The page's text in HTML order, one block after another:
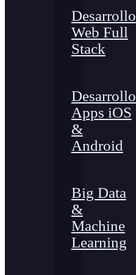
Desarrollo
Web Full
Stack
Desarrollo
Apps iOS
&
Android
Big Data
&
Machine
Learning